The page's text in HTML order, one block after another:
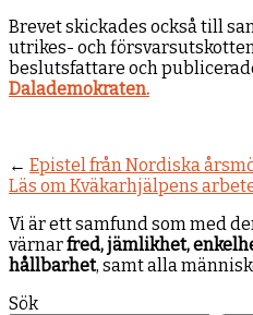
Brevet skickades också till
utrikes- och
beslutsfattare och
Dalademokraten.
← Epistel från Nordiska
Läs om Kväkarhjälpens
Vi är ett samfund som med
värnarfred, jämlikhet,
hållbarhet, samt alla
Sök